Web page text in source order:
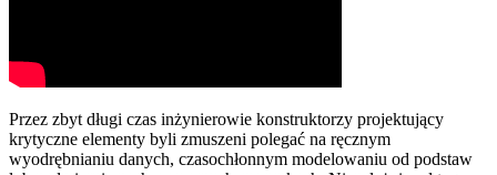
Przez zbyt długi czas inżynierowie konstruktorzy projektujący
krytyczne elementy byli zmuszeni polegać na ręcznym
wyodrębnianiu danych, czasochłonnym modelowaniu od podstaw